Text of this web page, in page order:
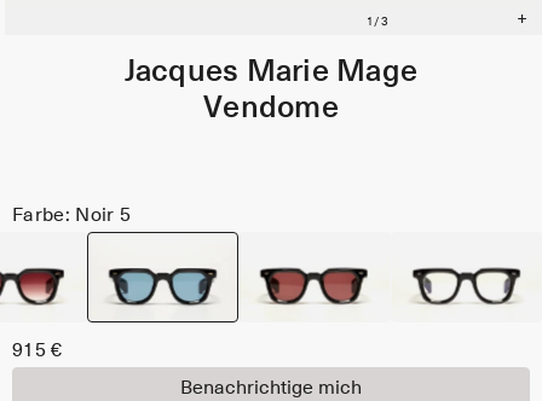
Jacques Marie Mage
Vendome
Farbe: Noir 5
915 €
Benachrichtige mich